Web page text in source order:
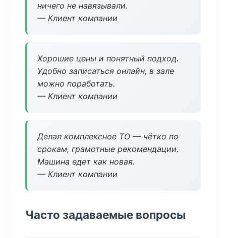
ничего не навязывали.
— Клиент компании
Хорошие цены и понятный подход.
Удобно записаться онлайн, в зале
можно поработать.
— Клиент компании
Делал комплексное ТО — чётко по
срокам, грамотные рекомендации.
Машина едет как новая.
— Клиент компании
Часто задаваемые вопросы